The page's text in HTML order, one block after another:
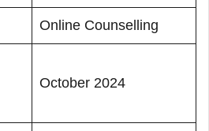
Online Counselling
October 2024